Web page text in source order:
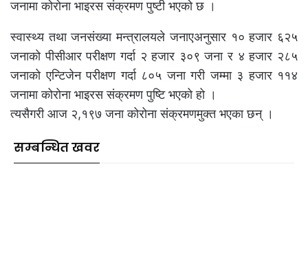
जनामा कोरोना भाइरस संक्रमण पुष्टी भएको छ ।
स्वास्थ्य तथा जनसंख्या मन्त्रालयले जनाएअनुसार १० हजार ६२५
जनाको पीसीआर परीक्षण गर्दा २ हजार ३०९ जना र ४ हजार २८५
जनाको एन्टिजेन परीक्षण गर्दा ८०५ जना गरी जम्मा ३ हजार ११४
जनामा कोरोना भाइरस संक्रमण पुष्टि भएको हो ।
त्यसैगरी आज २,१९७ जना कोरोना संक्रमणमुक्त भएका छन् ।
सम्बन्धित खवर